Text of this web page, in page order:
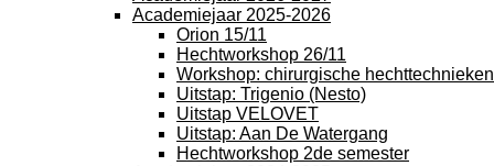
Academiejaar 2025-2026
Orion 15/11
Hechtworkshop 26/11
Workshop: chirurgische hechttechnieken
Uitstap: Trigenio (Nesto)
Uitstap VELOVET
Uitstap: Aan De Watergang
Hechtworkshop 2de semester